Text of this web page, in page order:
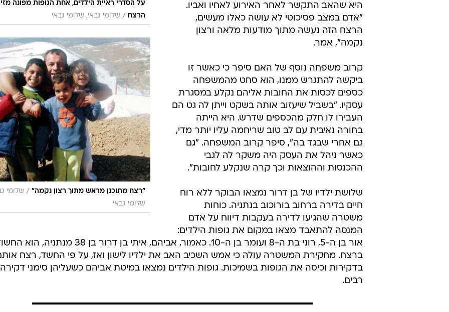
על הסדרי ראיית הילדים, אחת הגופות מפונה
הרצח / שלומי גבאי, שלומי גבאי
"רצח מתוכנן מראש מתוך רצון נקמה" / שלומי
שלומי גבאי
היא שהאב התקשר לאחר האירוע לאחיו ואביו.
"אדם במצב פסיכוטי לא עושה כאלו מעשים,
הרצח הזה נעשה מתוך מודעות מלאה ורצון
נקמה", אמר.
קרוב משפחה נוסף של האם סיפר כי כאשר זו
ביקשה להתגרש ממנו, הוא סחט מהמשפחה
כספים לכסות את החובות אליהם נקלע במסגרת
עסקיו. "בשביל שיעזוב אותה בשקט וייתן לה גט הם
העבירו לו חלק מהכספים שדרש. היא הייתה
בחורה נאיבית עם לב טוב שריחמה עליו יותר מדי,
גם אחרי שבגד בה", סיפר קרוב המשפחה. "גם
כאשר ניהל את העסק היה משקר לה לגבי
ההכנסות וההוצאות וכך קרה שנקלע לחובות".
שלושת ילדיו של בן דרור נמצאו הבוקר ללא רוח
חיים בדירה ברחוב בורוכוב בנתניה. כוחות
משטרה שהגיעו לדירה בעקבות דיווח על אדם
המנסה להתאבד מצאו במקום את גופות הילדים:
אור בן ה-5, רוני בת ה-8 ועומר בן ה-10. כאמור, אביהם, איתי בן דרור בן 38 מנתניה,
ברצח. מחקירת המשטרה עולה כי אמש השכיב האב את ילדיו לישון ואז, על פי החשד, רצח
בדקירות וכיסה את הגופות בשמיכות. גופות הילדים נמצאו במיטת אביהם כשעליהן סימני דקירה
רבים.